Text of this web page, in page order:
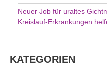
Neuer Job für uraltes
Kreislauf-Erkrankungen
KATEGORIEN